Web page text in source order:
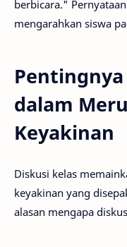
berbicara."
mengarahkan siswa
dalam
Keyakinan
Diskusi kelas
keyakinan yang
alasan mengapa